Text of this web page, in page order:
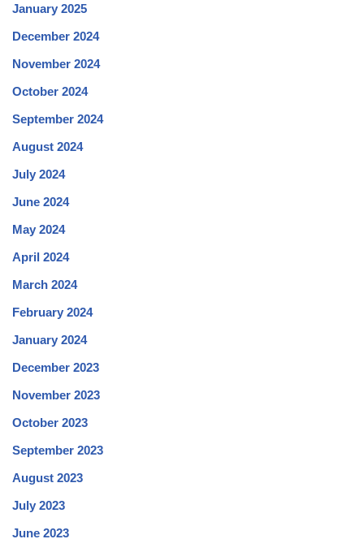
January 2025
December 2024
November 2024
October 2024
September 2024
August 2024
July 2024
June 2024
May 2024
April 2024
March 2024
February 2024
January 2024
December 2023
November 2023
October 2023
September 2023
August 2023
July 2023
June 2023